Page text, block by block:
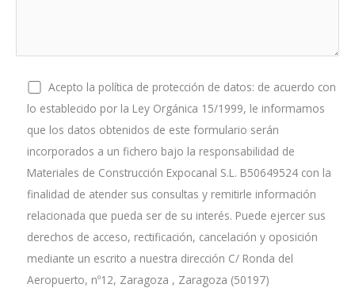
Acepto la política de protección de datos: de acuerdo con
lo establecido por la Ley Orgánica 15/1999, le informamos
que los datos obtenidos de este formulario serán
incorporados a un fichero bajo la responsabilidad de
Materiales de Construcción Expocanal S.L. B50649524 con la
finalidad de atender sus consultas y remitirle información
relacionada que pueda ser de su interés. Puede ejercer sus
derechos de acceso, rectificación, cancelación y oposición
mediante un escrito a nuestra dirección C/ Ronda del
Aeropuerto, nº12, Zaragoza , Zaragoza (50197)